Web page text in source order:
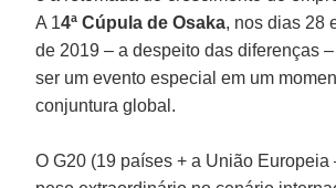
A 14ª Cúpula de Osaka, nos dias 28
de 2019 – a despeito das diferenças
ser um evento especial em um
conjuntura global.
O G20 (19 países + a União Europeia